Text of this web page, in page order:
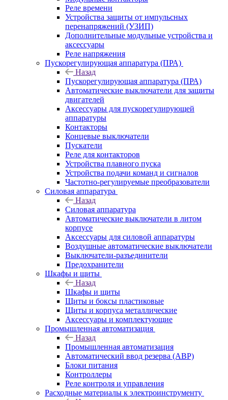
Реле времени
Устройства защиты от импульсных
перенапряжений (УЗИП)
Дополнительные модульные устройства и
аксессуары
Реле напряжения
Пускорегулирующая аппаратура (ПРА)
Назад
Пускорегулирующая аппаратура (ПРА)
Автоматические выключатели для защиты
двигателей
Аксессуары для пускорегулирующей
аппаратуры
Контакторы
Концевые выключатели
Пускатели
Реле для контакторов
Устройства плавного пуска
Устройства подачи команд и сигналов
Частотно-регулируемые преобразователи
Силовая аппаратура
Назад
Силовая аппаратура
Автоматические выключатели в литом
корпусе
Аксессуары для силовой аппаратуры
Воздушные автоматические выключатели
Выключатели-разъединители
Предохранители
Шкафы и щиты
Назад
Шкафы и щиты
Щиты и боксы пластиковые
Щиты и корпуса металлические
Аксессуары и комплектующие
Промышленная автоматизация
Назад
Промышленная автоматизация
Автоматический ввод резерва (АВР)
Блоки питания
Контроллеры
Реле контроля и управления
Расходные материалы к электроинструменту